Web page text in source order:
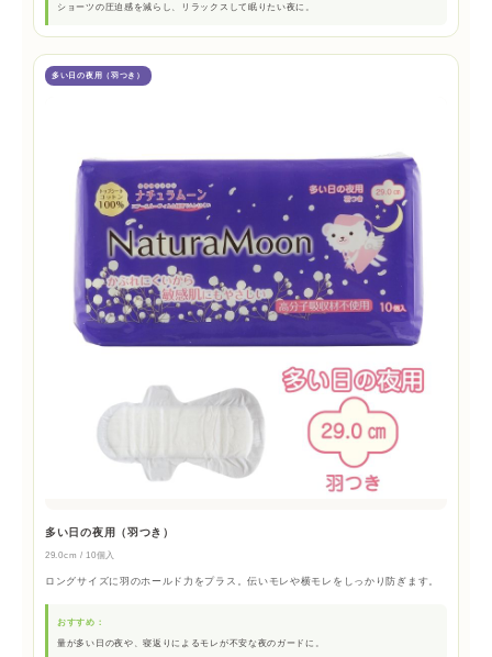
ショーツの圧迫感を減らし、リラックスして眠りたい夜に。
多い日の夜用（羽つき）
多い日の夜用（羽つき）
29.0cm / 10個入
ロングサイズに羽のホールド力をプラス。伝いモレや横モレをしっかり防ぎます。
おすすめ：
量が多い日の夜や、寝返りによるモレが不安な夜のガードに。